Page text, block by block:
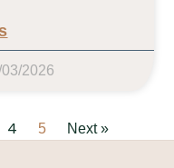
2026
4 5 Next »